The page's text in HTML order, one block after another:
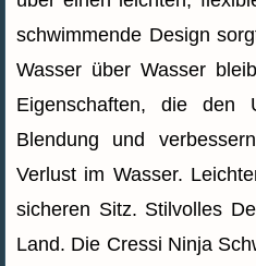
schwimmende Design
Wasser über Wasser
Eigenschaften, die den
Blendung und
Verlust im Wasser.
sicheren Sitz. Stilvolles
Land. Die Cressi Ninja